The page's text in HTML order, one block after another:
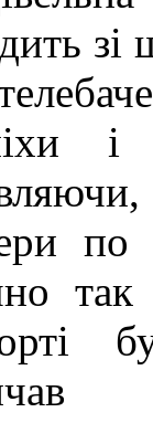
зі
і
по